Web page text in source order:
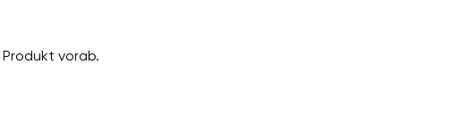
vorab.